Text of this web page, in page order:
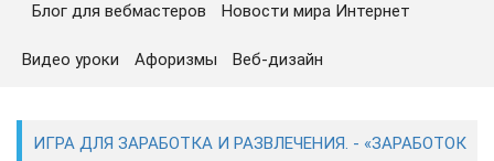
ГЛАВНАЯ
СЕГОДНЯ
Блог для вебмастеров Новости мира Интернет
Видео уроки Афоризмы Веб-дизайн
ИГРА ДЛЯ ЗАРАБОТКА И РАЗВЛЕЧЕНИЯ. - «ЗАРАБОТОК